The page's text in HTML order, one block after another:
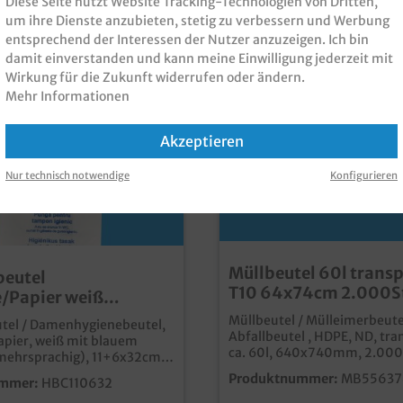
Papier weiß
11+6x32cm 1000St.
/ Damenhygienebeutel,
weiß mit blauem
11+6x32cm,
im Kartonpraktischer
aus Papiermit
HBC110632
Müllbeutel 60l
T10 64x74cm
Müllbeutel /
Abfallbeutel , HDPE, ND,
ca. 60l, 640x740mm, 2.000
Karton praktische
Kunststoffbeutelideal als
Produktnummer:
um ihre Dienste anzubieten, stetig zu verbessern und Werbung
entsprechend der Interessen der Nutzer anzuzeigen. Ich bin
damit einverstanden und kann meine Einwilligung jederzeit mit
Wirkung für die Zukunft widerrufen oder ändern.
Mehr Informationen
Akzeptieren
Nur technisch notwendige Konfigurieren